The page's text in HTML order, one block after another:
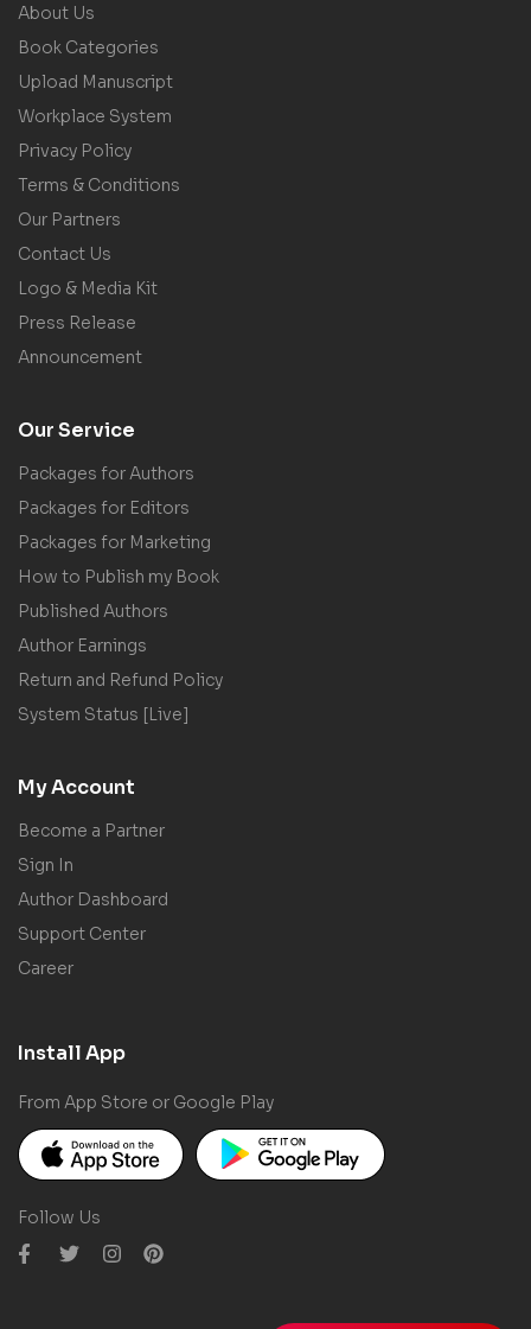
About Us
Book Categories
Upload Manuscript
Workplace System
Privacy Policy
Terms & Conditions
Our Partners
Contact Us
Logo & Media Kit
Press Release
Announcement
Our Service
Packages for Authors
Packages for Editors
Packages for Marketing
How to Publish my Book
Published Authors
Author Earnings
Return and Refund Policy
System Status [Live]
My Account
Become a Partner
Sign In
Author Dashboard
Support Center
Career
Install App
From App Store or Google Play
Follow Us